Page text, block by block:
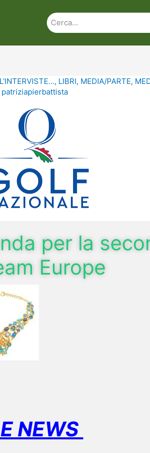
L'INTERVISTE..., LIBRI, MEDIA/PARTE,
patriziapierbattista
per la
Europe
NEWS